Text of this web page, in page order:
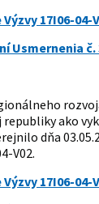
17I06-04-
Usmernenia č.
ako
dňa
V02.
17I06-04-